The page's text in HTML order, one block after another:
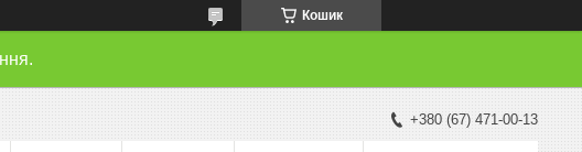
Кошик
+380 (67) 471-00-13